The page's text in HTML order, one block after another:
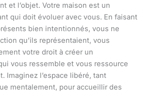
et l’objet. Votre maison est un
qui doit évoluer avec vous. En faisant
bien intentionnés, vous ne
qu’ils représentaient, vous
votre droit à créer un
vous ressemble et vous ressource
Imaginez l’espace libéré, tant
mentalement, pour accueillir des